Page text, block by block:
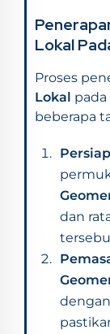
Lokal
Proses
Lokal
beberapa
dan